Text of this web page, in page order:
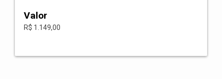
Valor
R$ 1.149,00